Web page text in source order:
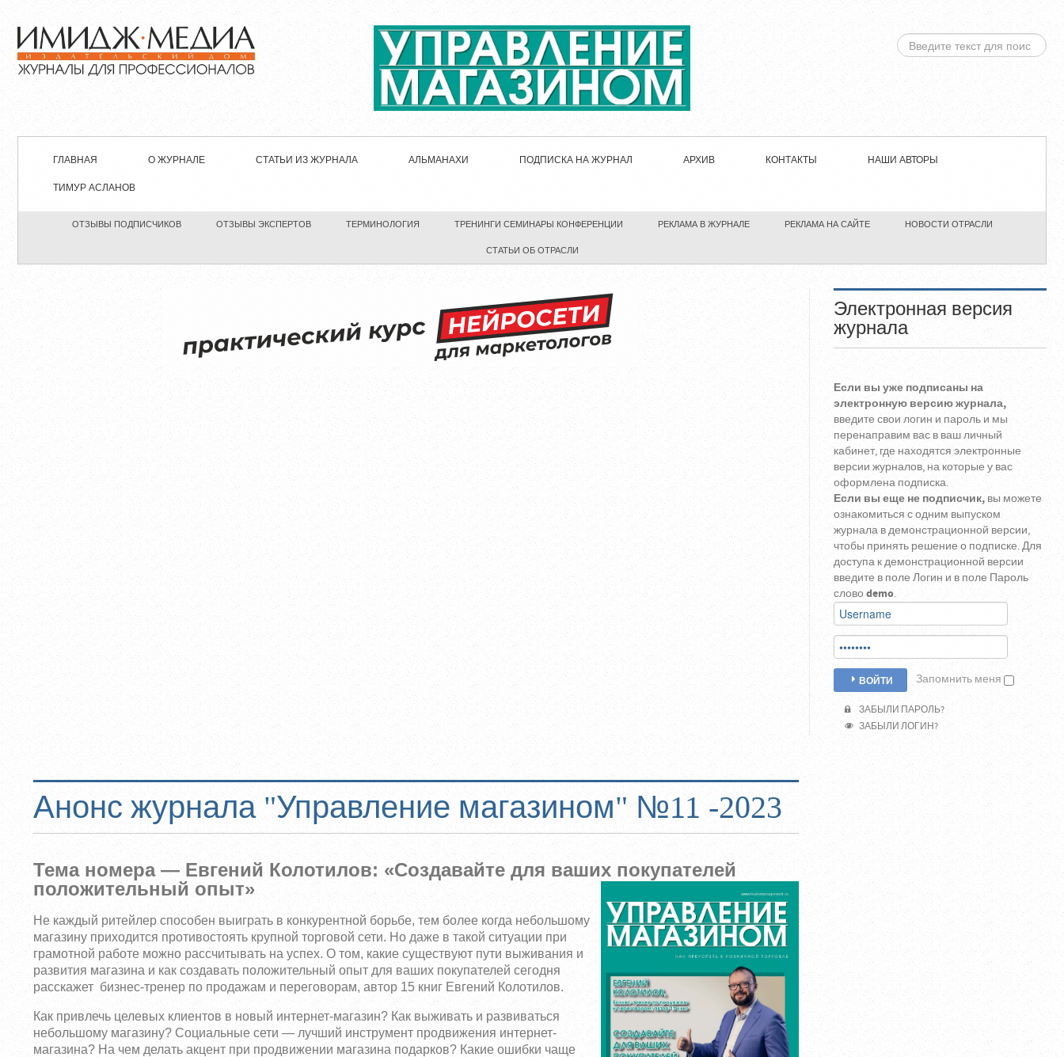
ИСКАТЬ...
ГЛАВНАЯ О ЖУРНАЛЕ СТАТЬИ ИЗ ЖУРНАЛА АЛЬМАНАХИ ПОДПИСКА НА ЖУРНАЛ АРХИВ КОНТАКТЫ НАШИ АВТОРЫ
ТИМУР АСЛАНОВ
ОТЗЫВЫ ПОДПИСЧИКОВ ОТЗЫВЫ ЭКСПЕРТОВ ТЕРМИНОЛОГИЯ ТРЕНИНГИ СЕМИНАРЫ КОНФЕРЕНЦИИ РЕКЛАМА В ЖУРНАЛЕ РЕКЛАМА НА САЙТЕ НОВОСТИ ОТРАСЛИ
СТАТЬИ ОБ ОТРАСЛИ
Электронная версия
журнала
Если вы уже подписаны на
электронную версию журнала,
введите свои логин и пароль и мы
перенаправим вас в ваш личный
кабинет, где находятся электронные
версии журналов, на которые у вас
оформлена подписка.
Если вы еще не подписчик, вы можете
ознакомиться с одним выпуском
журнала в демонстрационной версии,
чтобы принять решение о подписке. Для
доступа к демонстрационной версии
введите в поле Логин и в поле Пароль
слово demo.
ВОЙТИ Запомнить меня
ЗАБЫЛИ ПАРОЛЬ?
ЗАБЫЛИ ЛОГИН?
Анонс журнала "Управление магазином" №11 -2023
Тема номера — Евгений Колотилов: «Создавайте для ваших покупателей
положительный опыт»
Не каждый ритейлер способен выиграть в конкурентной борьбе, тем более когда небольшому
магазину приходится противостоять крупной торговой сети. Но даже в такой ситуации при
грамотной работе можно рассчитывать на успех. О том, какие существуют пути выживания и
развития магазина и как создавать положительный опыт для ваших покупателей сегодня
расскажет бизнес-тренер по продажам и переговорам, автор 15 книг Евгений Колотилов.
Как привлечь целевых клиентов в новый интернет-магазин? Как выживать и развиваться
небольшому магазину? Социальные сети — лучший инструмент продвижения интернет-
магазина? На чем делать акцент при продвижении магазина подарков? Какие ошибки чаще